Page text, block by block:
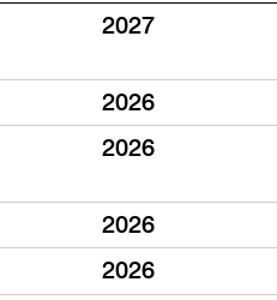
2027
2026
2026
2026
2026